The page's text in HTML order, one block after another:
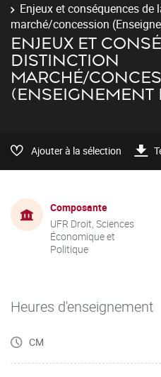
Enjeux et conséquences de
marché/concession
ENJEUX ET
DISTINCTION
MARCHÉ/
Ajouter à la sélection
Composante
UFR Droit, Sciences
Économique et
Politique
Heures d'enseignement
CM